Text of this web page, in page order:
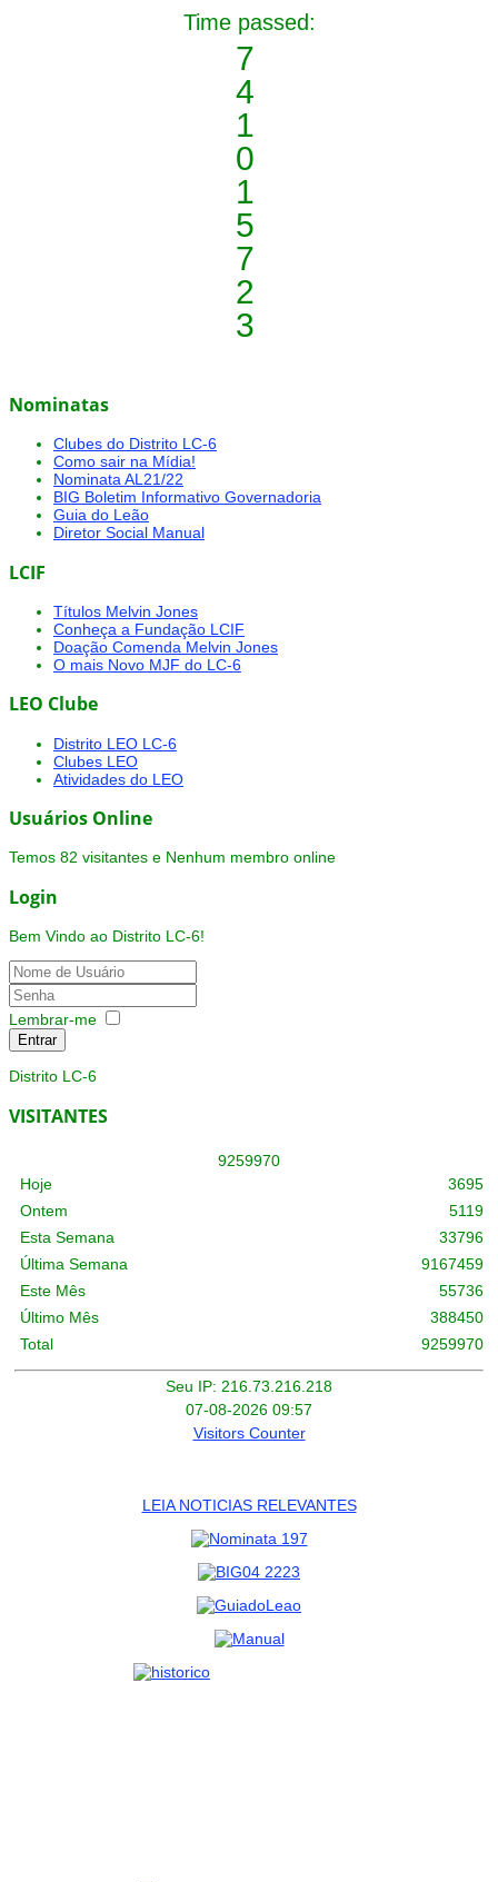
Time passed:
7
4
1
0
1
5
7
2
3
Nominatas
Clubes do Distrito LC-6
Como sair na Mídia!
Nominata AL21/22
BIG Boletim Informativo Governadoria
Guia do Leão
Diretor Social Manual
LCIF
Títulos Melvin Jones
Conheça a Fundação LCIF
Doação Comenda Melvin Jones
O mais Novo MJF do LC-6
LEO Clube
Distrito LEO LC-6
Clubes LEO
Atividades do LEO
Usuários Online
Temos 82 visitantes e Nenhum membro online
Login
Bem Vindo ao Distrito LC-6!
Lembrar-me
Entrar
Distrito LC-6
VISITANTES
9259970
Hoje
Ontem
Esta Semana
Última Semana
Este Mês
Último Mês
Total
3695
5119
33796
9167459
55736
388450
9259970
Seu IP: 216.73.216.218
07-08-2026 09:57
Visitors Counter
LEIA NOTICIAS RELEVANTES